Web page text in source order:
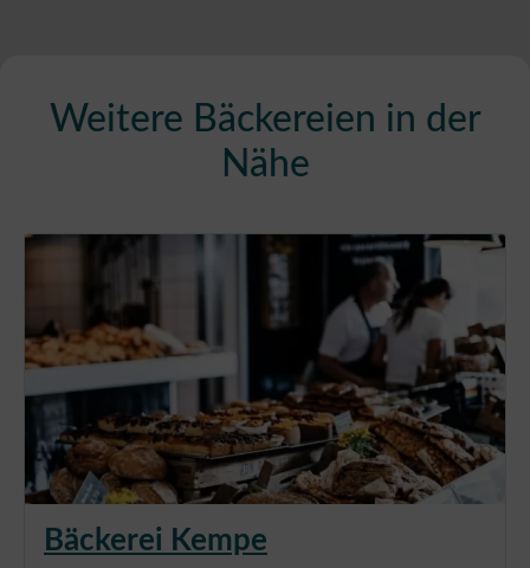
Weitere Bäckereien in der
Nähe
Bäckerei Kempe